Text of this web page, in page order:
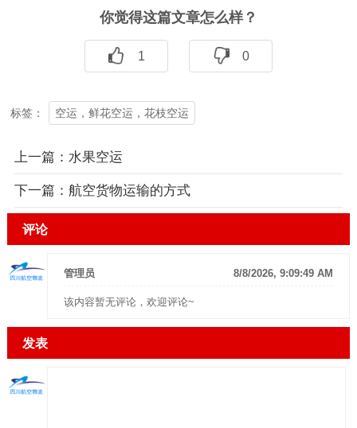
你觉得这篇文章怎么样？
1 0
标签： 空运，鲜花空运，花枝空运
上一篇： 水果空运
下一篇： ​航空货物运输的方式
评论
8/8/2026, 9:09:49 AM
管理员
该内容暂无评论，欢迎评论~
发表